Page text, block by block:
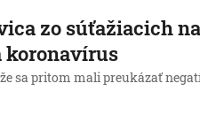
zo súťažiacich
koronavírus
sa pritom mali preukázať